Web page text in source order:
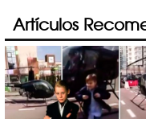
Artículos